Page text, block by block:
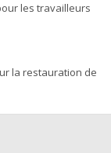
les travailleurs
la restauration de